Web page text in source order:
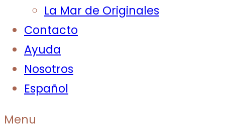
La Mar de Originales
Contacto
Ayuda
Nosotros
Español
Menu